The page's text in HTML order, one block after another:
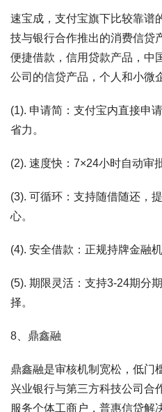
速宝成，支付宝旗下比较靠谱
技与银行合作推出的消费信贷
便捷借款，信用贷款产品，中
公司的信贷产品，个人和小微
(1). 申请简：支付宝内直接申
省力。
(2). 速度快：7×24小时自动审
(3). 可循环：支持随借随还，
心。
(4). 安全借款：正规持牌金融
(5). 期限灵活：支持3-24期分
择。
8、鼎鑫融
鼎鑫融是审核机制宽松，低门
兴业银行与第三方科技公司合
服务个体工商户，普惠信贷解